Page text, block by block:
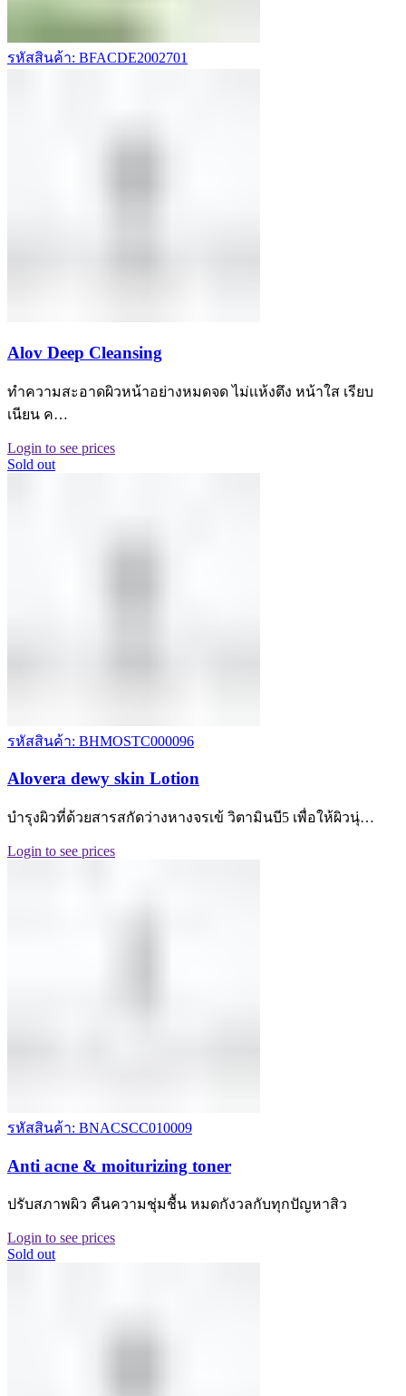
รหัสสินค้า: BFACDE2002701
Alov Deep Cleansing
ทำความสะอาดผิวหน้าอย่างหมดจด ไม่เเห้งตึง หน้าใส เรียบ
เนียน ค…
Login to see prices
Sold out
รหัสสินค้า: BHMOSTC000096
Alovera dewy skin Lotion
บำรุงผิวที่ด้วยสารสกัดว่างหางจรเข้ วิตามินบี5 เพื่อให้ผิวนุ่…
Login to see prices
รหัสสินค้า: BNACSCC010009
Anti acne & moiturizing toner
ปรับสภาพผิว คืนความชุ่มชื้น หมดกังวลกับทุกปัญหาสิว
Login to see prices
Sold out